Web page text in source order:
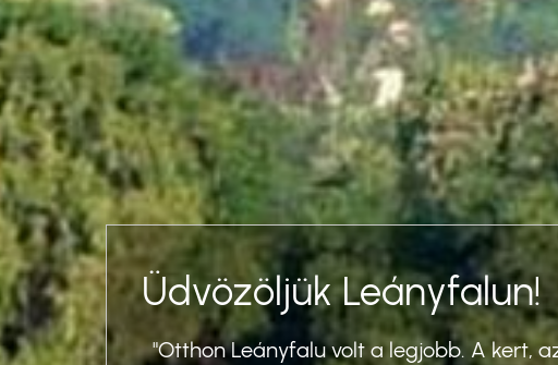
Üdvözöljük Leányfalun!
"Otthon Leányfalu volt a legjobb. A kert,